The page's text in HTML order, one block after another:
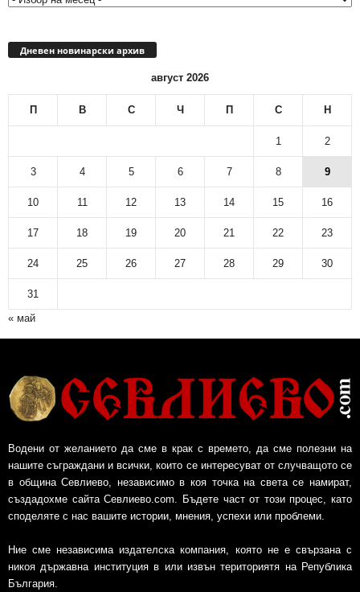
Дневен новинарски архив
август 2026
П В С Ч П С Н
1 2
3 4 5 6 7 8 9
10 11 12 13 14 15 16
17 18 19 20 21 22 23
24 25 26 27 28 29 30
31
« май
Водени от желанието да сме в крак с времето, да сме полезни на
нашите съграждани и всички, които се интересуват от случващото се
в община Севлиево, независимо в коя точка на света се намират,
създадохме сайта Севлиево.com. Бъдете част от този процес, като
споделяте с нас вашите истории, мнения, успехи или проблеми.
Ние сме независима издателска компания, която не е свързана с
никоя държавна институция в или извън териториятя на Република
България.